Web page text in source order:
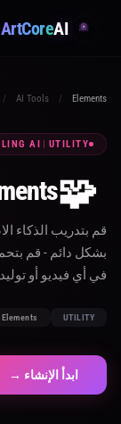
ArtCoreAI
/ AI Tools / Elements
UTILITY
|
AI
🧩
قم بتدريب الذكاء
بشكل دائم - قم
في أي فيديو أو
UTILITY
ابدأ الإنشاء →